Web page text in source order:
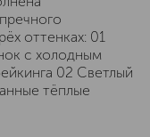
оттенках: 01
с холодным
02 Светлый
тёплые